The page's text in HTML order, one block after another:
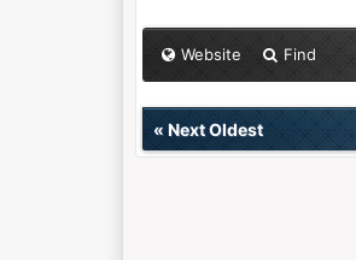
Website Find
« Next Oldest